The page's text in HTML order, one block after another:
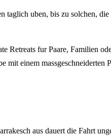
uben, bis zu solchen,
Retreats fur Paare, Familien
einem
aus dauert die Fahrt